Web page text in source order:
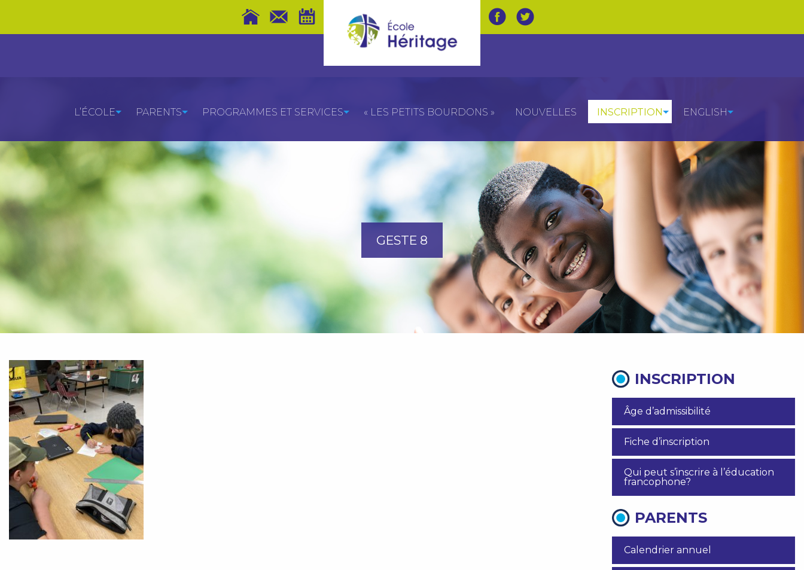
L’ÉCOLE PARENTS PROGRAMMES ET SERVICES « LES PETITS BOURDONS » NOUVELLES INSCRIPTION ENGLISH
GESTE 8
INSCRIPTION
Âge d’admissibilité
Fiche d’inscription
Qui peut s’inscrire à l’éducation
francophone?
PARENTS
Calendrier annuel